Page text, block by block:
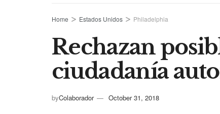
Home Estados Unidos Philadelphia
Rechazan
ciudadanía
byColaborador October 31, 2018